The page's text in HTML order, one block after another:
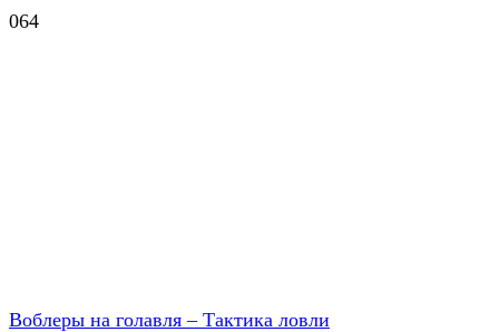
064
Воблеры на голавля – Тактика ловли